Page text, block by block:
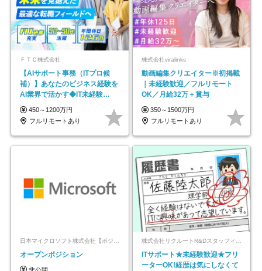
ＦＴＣ株式会社
【AIサポート事務（ITプロ候
補）】あなたのビジネス経験を
AI業界で活かす◆IT未経験
OK◆目指せるコンサル
450～1200万円
フルリモートあり
株式会社viralinks
動画編集クリエイター※初掲載
｜未経験歓迎／フルリモート
OK／月給32万＋賞与
350～1500万円
フルリモートあり
オープンポジション
ITサポート★未経験歓迎★フリ
ーターOK!経歴は気にしなくて